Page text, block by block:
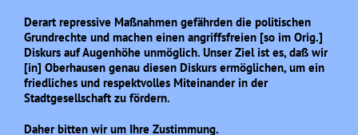
Derart repressive Maßnahmen gefährden die politischen
Grundrechte und machen einen angriffsfreien [so im Orig.]
Diskurs auf Augenhöhe unmöglich. Unser Ziel ist es, daß wir
[in] Oberhausen genau diesen Diskurs ermöglichen, um ein
friedliches und respektvolles Miteinander in der
Stadtgesellschaft zu fördern.
Daher bitten wir um Ihre Zustimmung.